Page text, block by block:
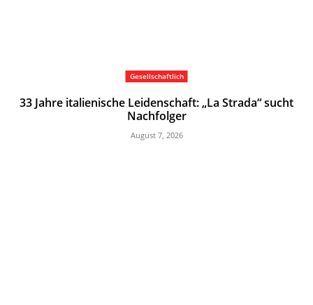
Gesellschaftlich
33 Jahre italienische Leidenschaft: „La Strada“ sucht
Nachfolger
August 7, 2026